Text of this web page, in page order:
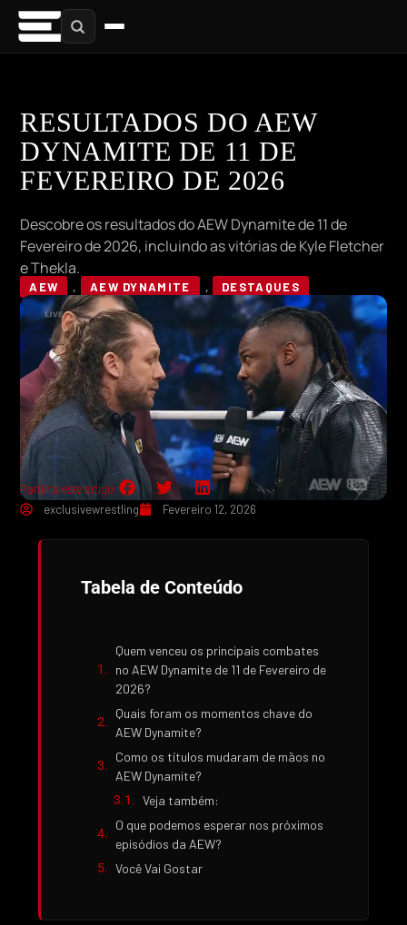
RESULTADOS DO AEW
DYNAMITE DE 11 DE
FEVEREIRO DE 2026
Descobre os resultados do AEW Dynamite de 11 de
Fevereiro de 2026, incluindo as vitórias de Kyle Fletcher
e Thekla.
AEW , AEW DYNAMITE , DESTAQUES
Partilha este artigo:
exclusivewrestling
Fevereiro 12, 2026
Tabela de Conteúdo
Quem venceu os principais combates
no AEW Dynamite de 11 de Fevereiro de
2026?
Quais foram os momentos chave do
AEW Dynamite?
Como os títulos mudaram de mãos no
AEW Dynamite?
Veja também:
O que podemos esperar nos próximos
episódios da AEW?
Você Vai Gostar